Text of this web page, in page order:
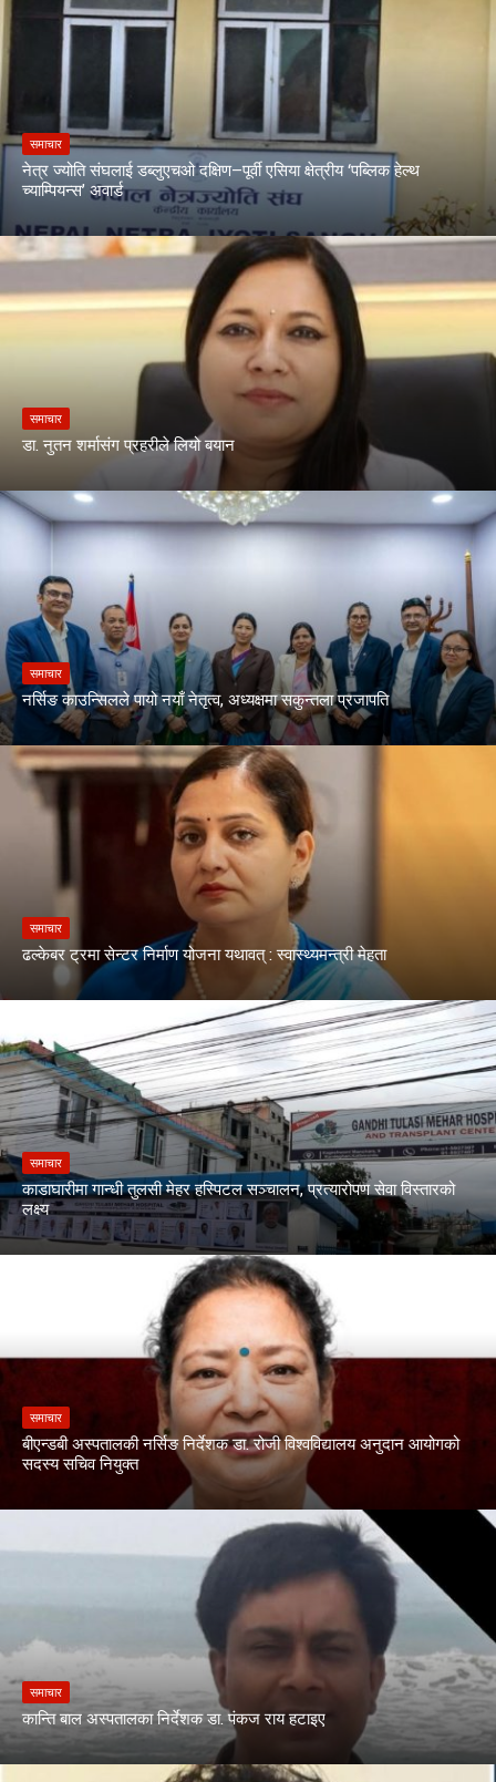
समाचार
नेत्र ज्योति संघलाई डब्लुएचओ दक्षिण–पूर्वी एसिया क्षेत्रीय ‘पब्लिक हेल्थ
च्याम्पियन्स’ अवार्ड
समाचार
डा. नुतन शर्मासंग प्रहरीले लियो बयान
समाचार
नर्सिङ काउन्सिलले पायो नयाँ नेतृत्व, अध्यक्षमा सकुन्तला प्रजापति
समाचार
ढल्केबर ट्रमा सेन्टर निर्माण योजना यथावत् : स्वास्थ्यमन्त्री मेहता
समाचार
काडाघारीमा गान्धी तुलसी मेहर हस्पिटल सञ्चालन, प्रत्यारोपण सेवा विस्तारको
लक्ष्य
समाचार
बीएन्डबी अस्पतालकी नर्सिङ निर्देशक डा. रोजी विश्वविद्यालय अनुदान आयोगको
सदस्य सचिव नियुक्त
समाचार
कान्ति बाल अस्पतालका निर्देशक डा. पंकज राय हटाइए